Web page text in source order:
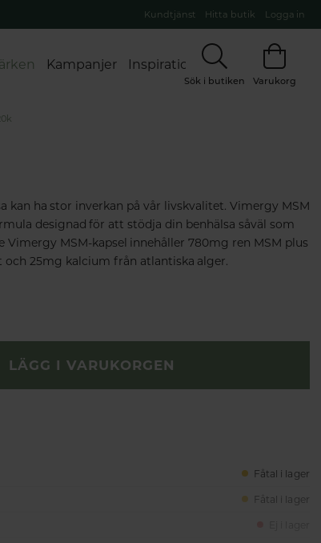
Kundtjänst Hitta butik Logga in
Kampanjer Inspiration
Sök i butiken Varukorg
kan ha stor inverkan på vår livskvalitet. Vimergy MSM
designad för att stödja din benhälsa såväl som
Vimergy MSM-kapsel innehåller 780mg ren MSM plus
25mg kalcium från atlantiska alger.
LÄGG I VARUKORGEN
Fåtal i lager
Fåtal i lager